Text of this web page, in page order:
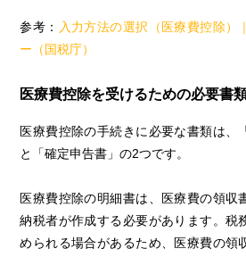
参考： 入力方法の選択（医療費控除）
ー（国税庁）
医療費控除を受けるための必要書
医療費控除の手続きに必要な書類は、
と「確定申告書」の2つです。
医療費控除の明細書は、医療費の領収
納税者が作成する必要があります。税
められる場合があるため、医療費の領